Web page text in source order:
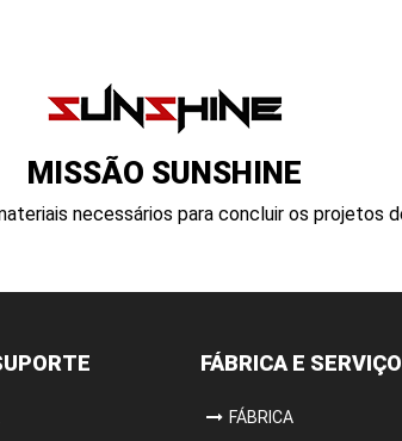
MISSÃO SUNSHINE
necessários para concluir os projetos
FÁBRICA E SERVIÇO
FÁBRICA